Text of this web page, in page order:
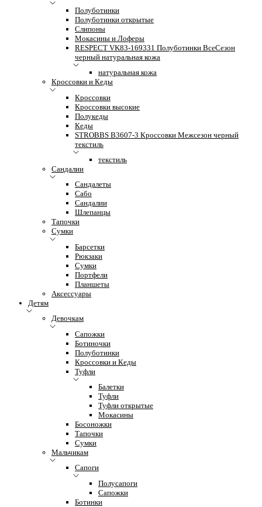
Полуботинки
Полуботинки открытые
Слипоны
Мокасины и Лоферы
RESPECT VK83-169331 Полуботинки ВсеСезон
черный натуральная кожа
натуральная кожа
Кроссовки и Кеды
Кроссовки
Кроссовки высокие
Полукеды
Кеды
STROBBS B3607-3 Кроссовки Межсезон черный
текстиль
текстиль
Сандалии
Сандалеты
Сабо
Сандалии
Шлепанцы
Тапочки
Сумки
Барсетки
Рюкзаки
Сумки
Портфели
Планшеты
Аксессуары
Детям
Девочкам
Сапожки
Ботиночки
Полуботинки
Кроссовки и Кеды
Туфли
Балетки
Туфли
Туфли открытые
Мокасины
Босоножки
Тапочки
Сумки
Мальчикам
Сапоги
Полусапоги
Сапожки
Ботинки